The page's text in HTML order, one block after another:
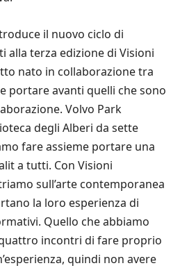
il nuovo ciclo di
alla terza edizione di Visioni
nato in collaborazione tra
portare avanti quelli che sono
Volvo Park
degli Alberi da sette
fare assieme portare una
a tutti. Con Visioni
sull’arte contemporanea
la loro esperienza di
Quello che abbiamo
incontri di fare proprio
quindi non avere